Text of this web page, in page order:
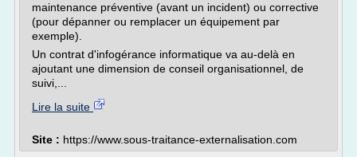
maintenance préventive (avant un incident) ou corrective
(pour dépanner ou remplacer un équipement par
exemple).
Un contrat d'infogérance informatique va au-delà en
ajoutant une dimension de conseil organisationnel, de
suivi,...
Lire la suite
Site : https://www.sous-traitance-externalisation.com